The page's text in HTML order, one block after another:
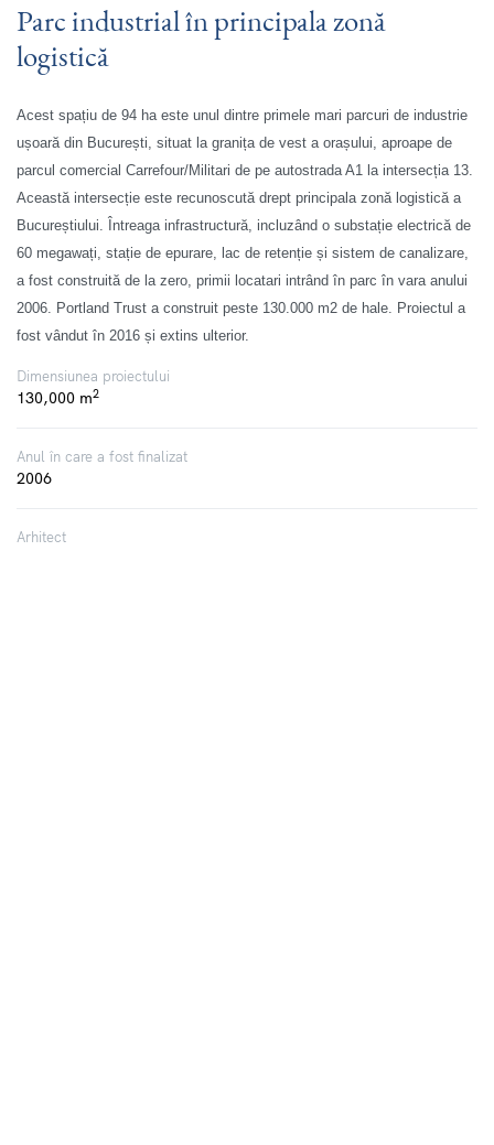
Parc industrial în principala zonă
logistică
Acest spațiu de 94 ha este unul dintre primele mari parcuri de industrie
ușoară din București, situat la granița de vest a orașului, aproape de
parcul comercial Carrefour/Militari de pe autostrada A1 la intersecția 13.
Această intersecție este recunoscută drept principala zonă logistică a
Bucureștiului. Întreaga infrastructură, incluzând o substație electrică de
60 megawați, stație de epurare, lac de retenție și sistem de canalizare,
a fost construită de la zero, primii locatari intrând în parc în vara anului
2006. Portland Trust a construit peste 130.000 m2 de hale. Proiectul a
fost vândut în 2016 și extins ulterior.
Dimensiunea proiectului
130,000 m2
Anul în care a fost finalizat
2006
Arhitect